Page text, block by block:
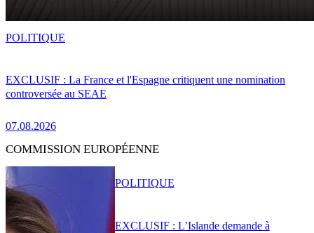
EXCLUSIF : La France et l'Espagne critiquent une nomination
controversée au SEAE
07.08.2026
POLITIQUE
COMMISSION EUROPÉENNE
EXCLUSIF : L’Islande demande à
POLITIQUE